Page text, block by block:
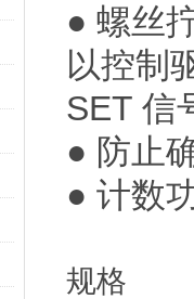
● 螺丝
以控制
SET 信
● 防止
● 计数
规格